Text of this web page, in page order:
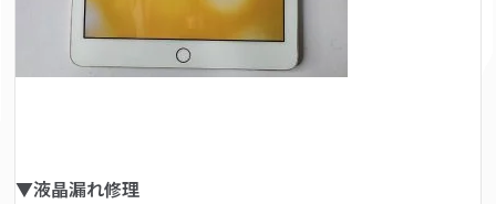
▼液晶漏れ修理